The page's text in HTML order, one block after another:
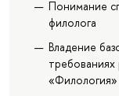
Понимание
филолога
Владение
«Филология»